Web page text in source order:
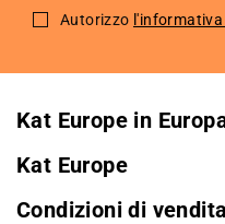
for
Autorizzo
Kat Europe in
Kat Europe
Condizioni di vendita